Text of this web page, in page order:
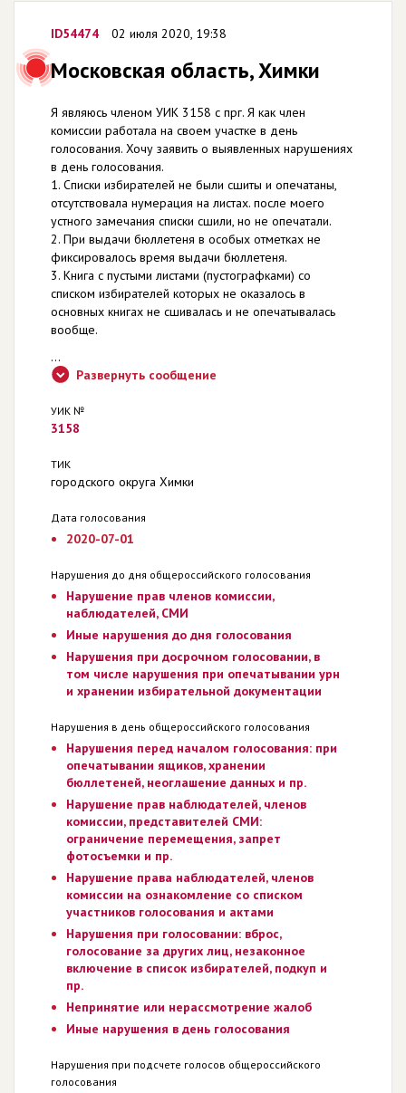
ID54474 02 июля 2020, 19:38
Московская область, Химки
Я являюсь членом УИК 3158 с прг. Я как член
комиссии работала на своем участке в день
голосования. Хочу заявить о выявленных нарушениях
в день голосования.
1. Списки избирателей не были сшиты и опечатаны,
отсутствовала нумерация на листах. после моего
устного замечания списки сшили, но не опечатали.
2. При выдачи бюллетеня в особых отметках не
фиксировалось время выдачи бюллетеня.
3. Книга с пустыми листами (пустографками) со
списком избирателей которых не оказалось в
основных книгах не сшивалась и не опечатывалась
вообще.
...
Развернуть сообщение
УИК №
3158
ТИК
городского округа Химки
Дата голосования
2020-07-01
Нарушения до дня общероссийского голосования
Нарушение прав членов комиссии,
наблюдателей, СМИ
Иные нарушения до дня голосования
Нарушения при досрочном голосовании, в
том числе нарушения при опечатывании урн
и хранении избирательной документации
Нарушения в день общероссийского голосования
Нарушения перед началом голосования: при
опечатывании ящиков, хранении
бюллетеней, неоглашение данных и пр.
Нарушение прав наблюдателей, членов
комиссии, представителей СМИ:
ограничение перемещения, запрет
фотосъемки и пр.
Нарушение права наблюдателей, членов
комиссии на ознакомление со списком
участников голосования и актами
Нарушения при голосовании: вброс,
голосование за других лиц, незаконное
включение в список избирателей, подкуп и
пр.
Непринятие или нерассмотрение жалоб
Иные нарушения в день голосования
Нарушения при подсчете голосов общероссийского
голосования